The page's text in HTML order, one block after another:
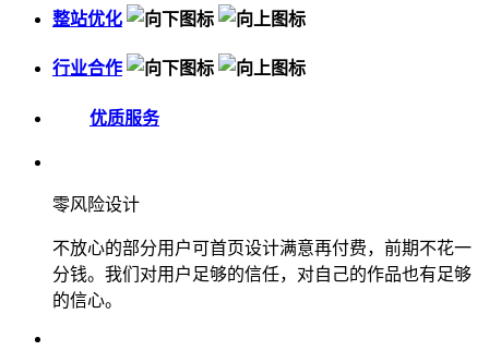
整站优化
行业合作
优质服务
零风险设计
不放心的部分用户可首页设计满意再付费，前期不花一
分钱。我们对用户足够的信任，对自己的作品也有足够
的信心。